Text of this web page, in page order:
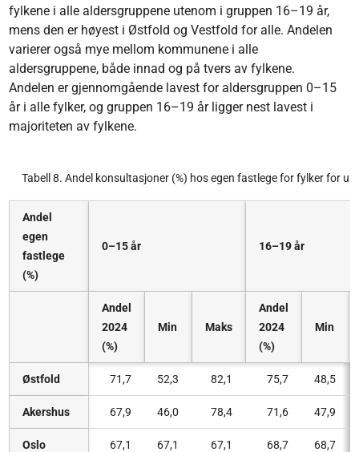
fylkene i alle aldersgruppene utenom i gruppen 16–19 år,
mens den er høyest i Østfold og Vestfold for alle. Andelen
varierer også mye mellom kommunene i alle
aldersgruppene, både innad og på tvers av fylkene.
Andelen er gjennomgående lavest for aldersgruppen 0–15
år i alle fylker, og gruppen 16–19 år ligger nest lavest i
majoriteten av fylkene.
Tabell 8. Andel konsultasjoner (%) hos egen fastlege for fylker for
Andel
egen
fastlege
(%)
0–15 år 16–19 år
Andel
2024
(%)
Min Maks
Andel
2024
(%)
Min
Østfold 71,7 52,3 82,1 75,7 48,5
Akershus 67,9 46,0 78,4 71,6 47,9
Oslo 67,1 67,1 67,1 68,7 68,7